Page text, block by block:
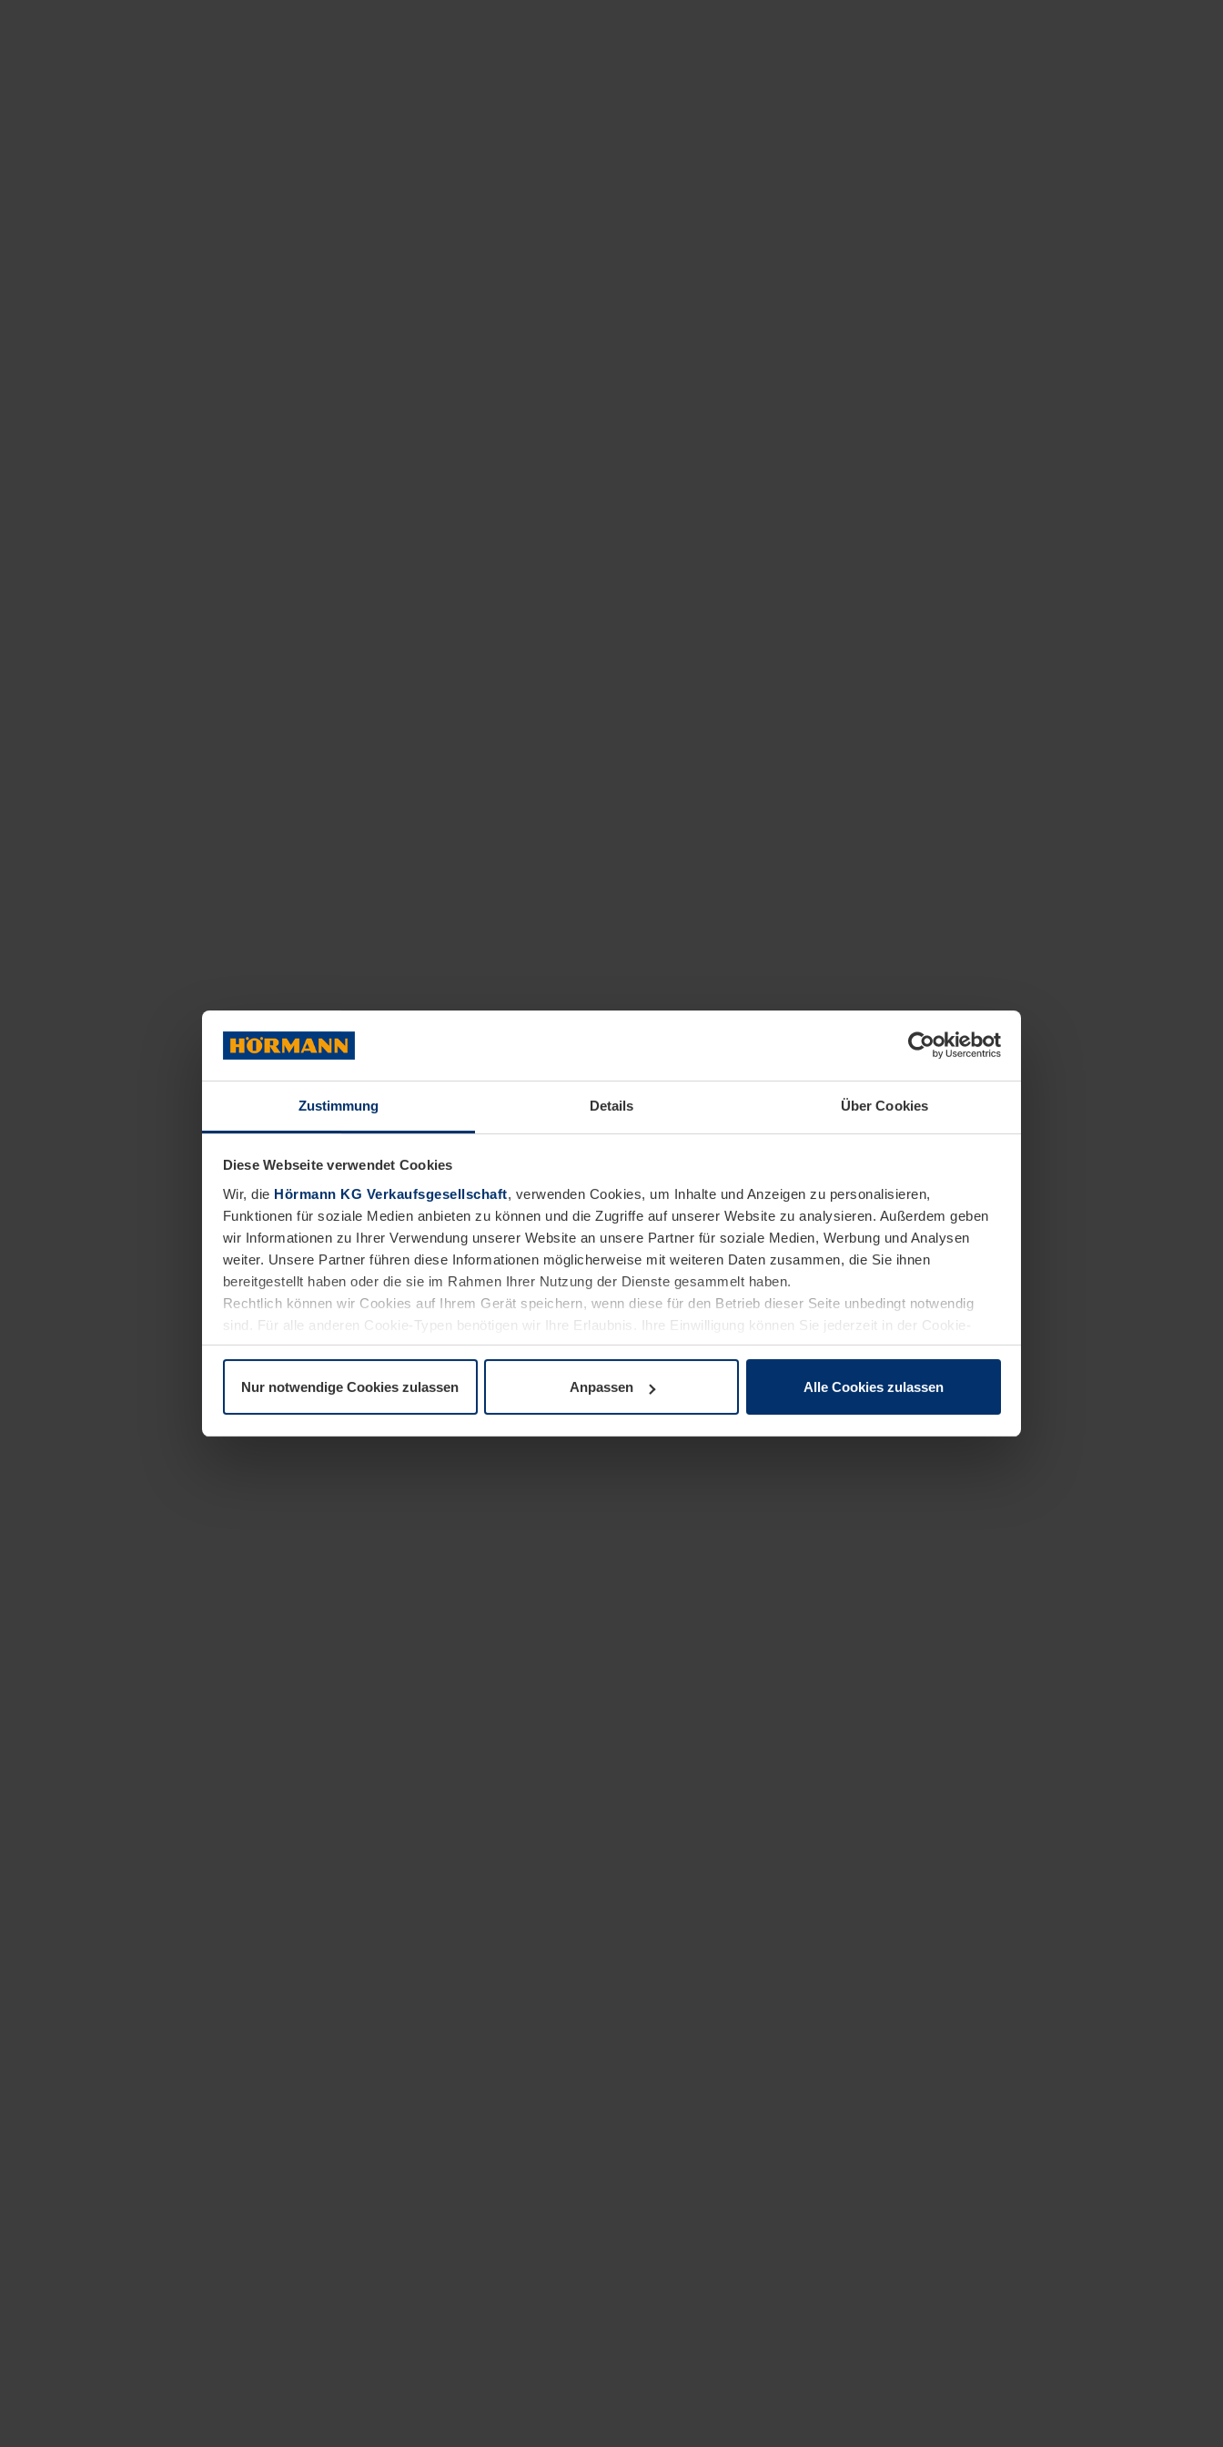
Zustimmung Details Über Cookies
Diese Webseite verwendet Cookies
Wir, die Hörmann KG Verkaufsgesellschaft, verwenden Cookies, um Inhalte und Anzeigen zu personalisieren,
Funktionen für soziale Medien anbieten zu können und die Zugriffe auf unserer Website zu analysieren. Außerdem geben
wir Informationen zu Ihrer Verwendung unserer Website an unsere Partner für soziale Medien, Werbung und Analysen
weiter. Unsere Partner führen diese Informationen möglicherweise mit weiteren Daten zusammen, die Sie ihnen
bereitgestellt haben oder die sie im Rahmen Ihrer Nutzung der Dienste gesammelt haben.
Rechtlich können wir Cookies auf Ihrem Gerät speichern, wenn diese für den Betrieb dieser Seite unbedingt notwendig
sind. Für alle anderen Cookie-Typen benötigen wir Ihre Erlaubnis. Ihre Einwilligung können Sie jederzeit in der Cookie-
Erläuterung auf der SeiteDatenschutzerklärungunserer Website ändern oder widerrufen.
Nur notwendige Cookies zulassen Anpassen Alle Cookies zulassen